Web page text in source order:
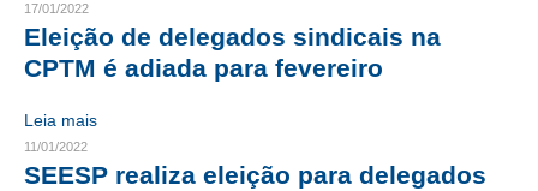
ORGANOGRAMA
CRESCE BRASIL
CONSELHO TECNOLÓGICO
HISTÓRICO E ATUAÇÃO
17/01/2022
Eleição de delegados sindicais na
CPTM é adiada para fevereiro
Leia mais
11/01/2022
SEESP realiza eleição para delegados